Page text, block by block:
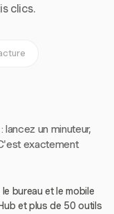
clics.
un minuteur,
exactement
bureau et le mobile
et plus de 50 outils